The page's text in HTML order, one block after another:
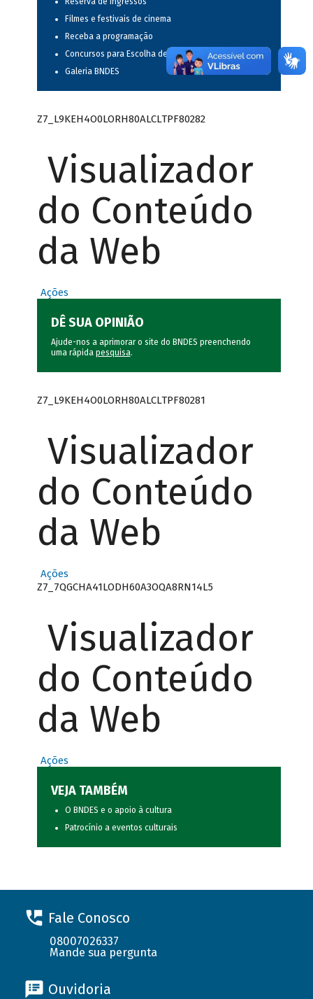
Filmes e festivais de cinema
Receba a programação
Concursos para Escolha de Espetáculos Musicais
Galeria BNDES
Z7_L9KEH4O0LORH80ALCLTPF80282
Visualizador
do Conteúdo
da Web
Ações
DÊ SUA OPINIÃO
Ajude-nos a aprimorar o site do BNDES preenchendo
uma rápida pesquisa.
Z7_L9KEH4O0LORH80ALCLTPF80281
Visualizador
do Conteúdo
da Web
Ações
Z7_7QGCHA41LODH60A3OQA8RN14L5
Visualizador
do Conteúdo
da Web
Ações
VEJA TAMBÉM
O BNDES e o apoio à cultura
Patrocínio a eventos culturais
Fale Conosco
08007026337
Mande sua pergunta
Ouvidoria